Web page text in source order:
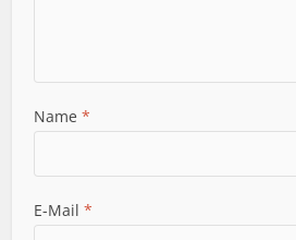
Name*
E-Mail*